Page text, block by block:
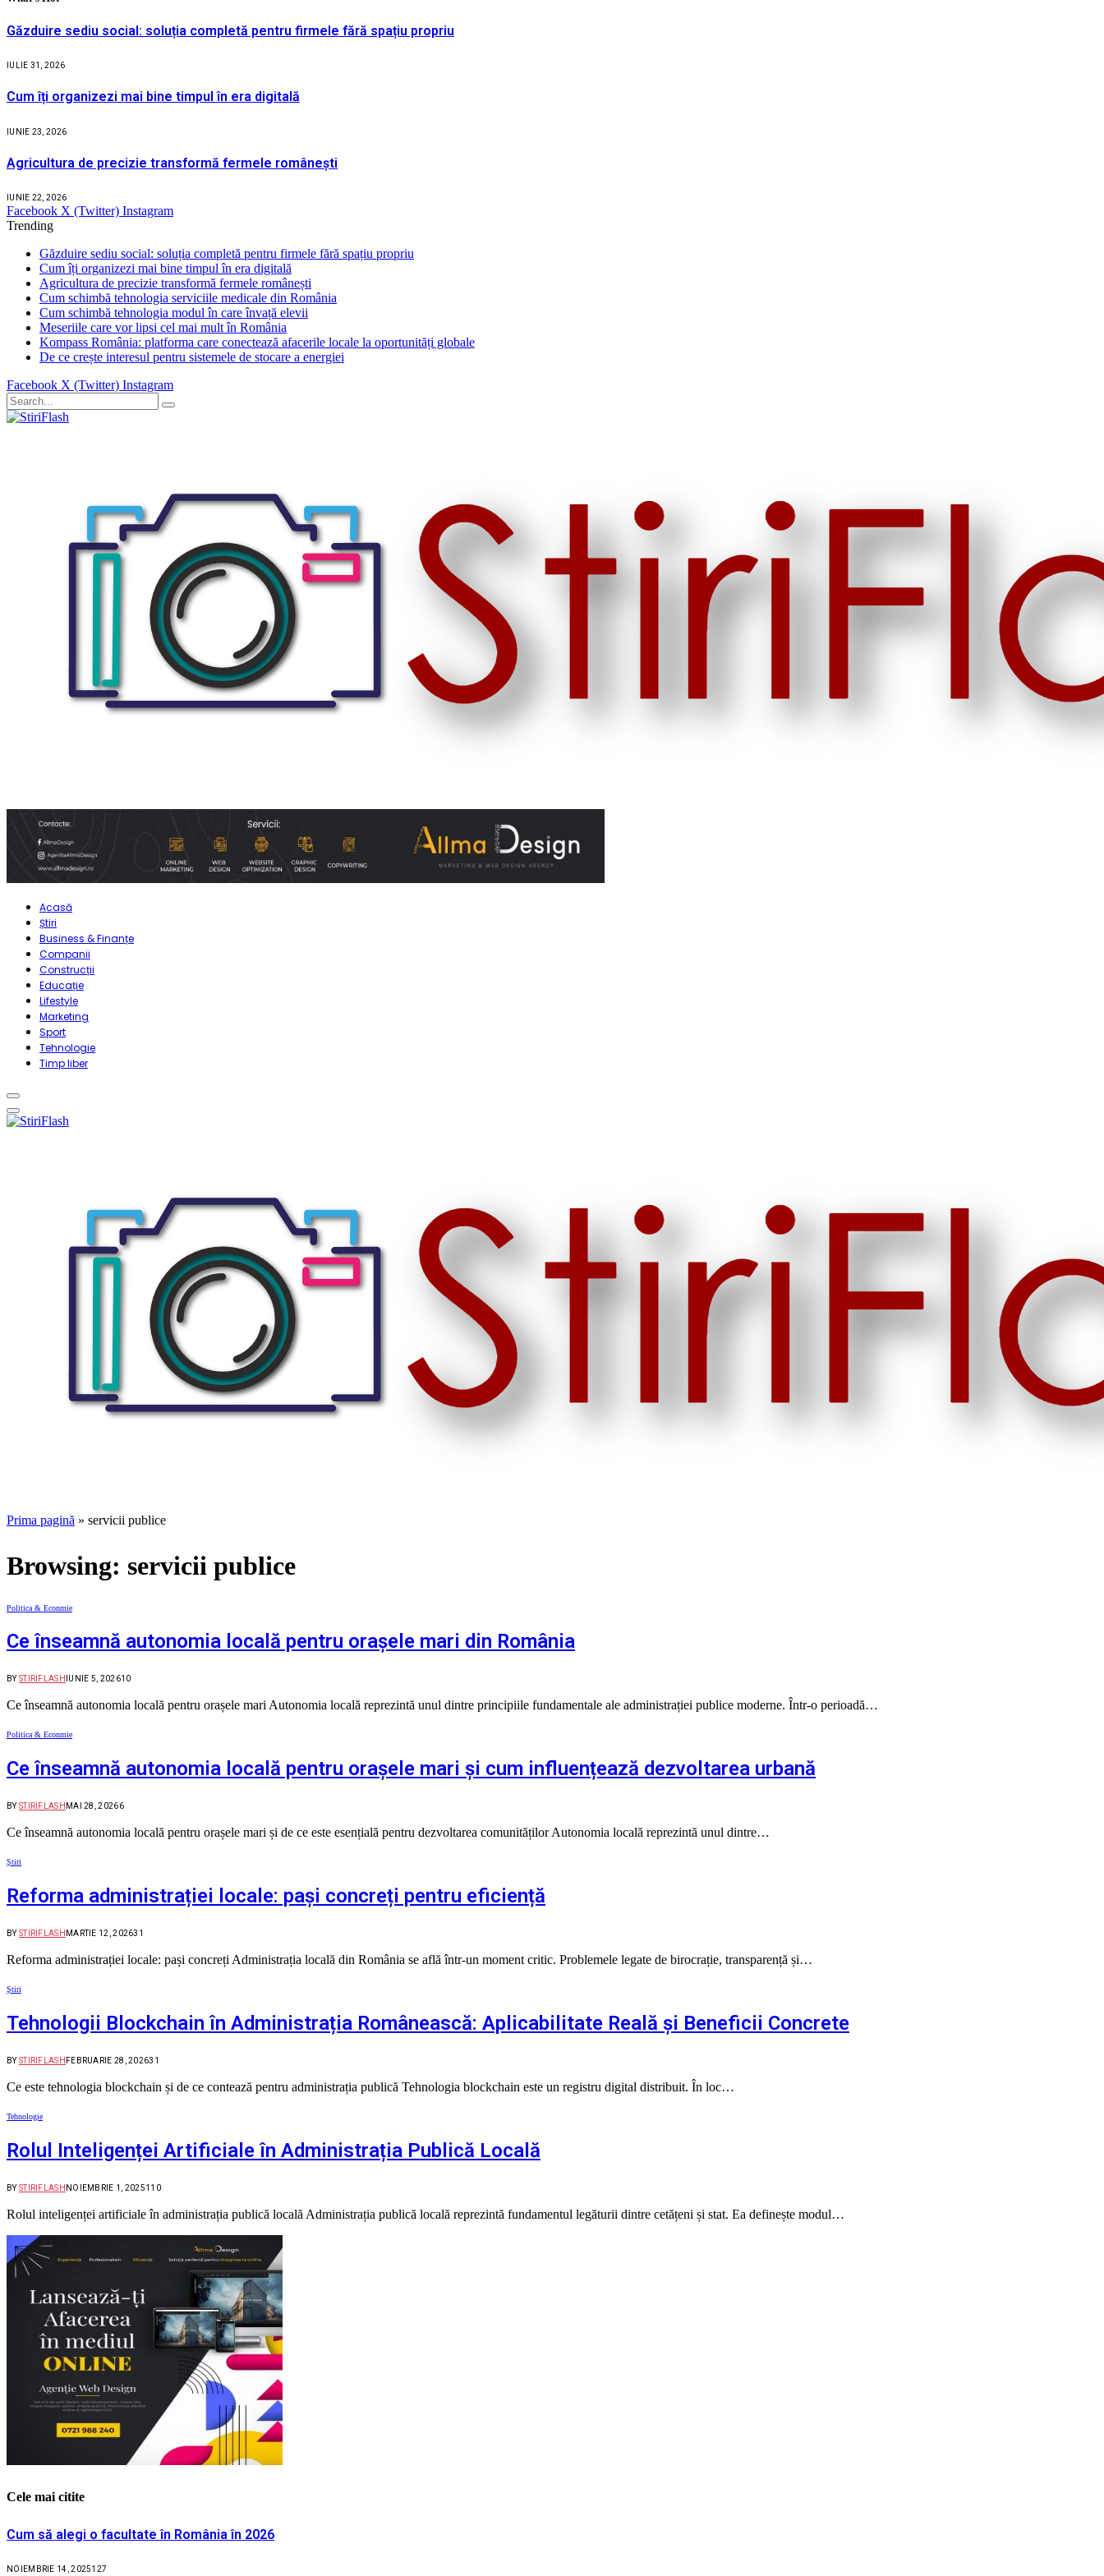
Găzduire sediu social: soluția completă pentru firmele fără spațiu propriu
IULIE 31, 2026
Cum îți organizezi mai bine timpul în era digitală
IUNIE 23, 2026
Agricultura de precizie transformă fermele românești
IUNIE 22, 2026
Facebook X (Twitter) Instagram
Trending
Găzduire sediu social: soluția completă pentru firmele fără spațiu propriu
Cum îți organizezi mai bine timpul în era digitală
Agricultura de precizie transformă fermele românești
Cum schimbă tehnologia serviciile medicale din România
Cum schimbă tehnologia modul în care învață elevii
Meseriile care vor lipsi cel mai mult în România
Kompass România: platforma care conectează afacerile locale la oportunități globale
De ce crește interesul pentru sistemele de stocare a energiei
Facebook X (Twitter) Instagram
Acasă
Știri
Business & Finanțe
Companii
Construcții
Educație
Lifestyle
Marketing
Sport
Tehnologie
Timp liber
Prima pagină » servicii publice
Browsing: servicii publice
Politica & Econmie
Ce înseamnă autonomia locală pentru orașele mari din România
BY STIRIFLASH IUNIE 5, 202610
Ce înseamnă autonomia locală pentru orașele mari Autonomia locală reprezintă unul dintre principiile fundamentale ale administrației publice moderne. Într-o perioadă…
Politica & Econmie
Ce înseamnă autonomia locală pentru orașele mari și cum influențează dezvoltarea urbană
BY STIRIFLASH MAI 28, 20266
Ce înseamnă autonomia locală pentru orașele mari și de ce este esențială pentru dezvoltarea comunităților Autonomia locală reprezintă unul dintre…
Știri
Reforma administrației locale: pași concreți pentru eficiență
BY STIRIFLASH MARTIE 12, 202631
Reforma administrației locale: pași concreți Administrația locală din România se află într-un moment critic. Problemele legate de birocrație, transparență și…
Știri
Tehnologii Blockchain în Administrația Românească: Aplicabilitate Reală și Beneficii Concrete
BY STIRIFLASH FEBRUARIE 28, 202631
Ce este tehnologia blockchain și de ce contează pentru administrația publică Tehnologia blockchain este un registru digital distribuit. În loc…
Tehnologie
Rolul Inteligenței Artificiale în Administrația Publică Locală
BY STIRIFLASH NOIEMBRIE 1, 2025110
Rolul inteligenței artificiale în administrația publică locală Administrația publică locală reprezintă fundamentul legăturii dintre cetățeni și stat. Ea definește modul…
Cele mai citite
Cum să alegi o facultate în România în 2026
NOIEMBRIE 14, 2025127